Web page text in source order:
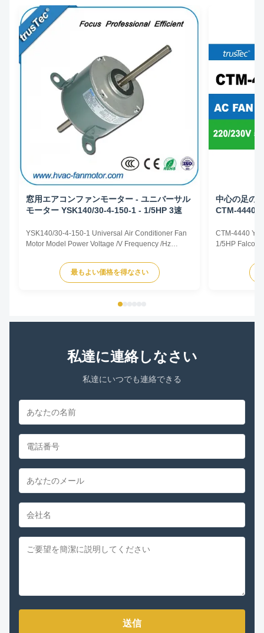
窓用エアコンファンモーター - ユニバーサル
モーター YSK140/30-4-150-1 - 1/5HP 3速
YSK140/30-4-150-1 Universal Air Conditioner Fan
Motor Model Power Voltage /V Frequency /Hz
6A 1/7HP 220/230 50/60 825/3 5KCP29TUE1195
CTM-738 YSK120-185-6 1/4HP 220/230 50/60
最もよい価格を得なさい
中心の足の
CTM-4440
CTM-4440
1/5HP Falcon
dimensions
私達に連絡しなさい
私達にいつでも連絡できる
送信